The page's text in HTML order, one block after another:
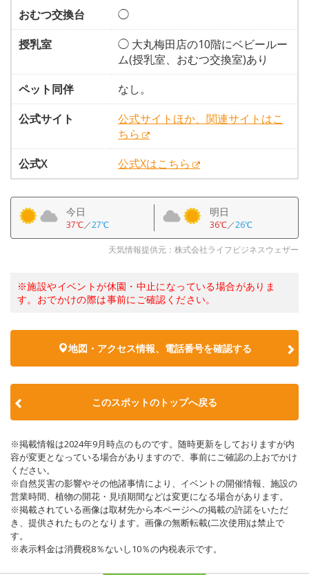
おむつ交換台
◯
授乳室
◯ 大丸梅田店の10階にベビールー
ム(授乳室、おむつ交換室)あり
ペット同伴
なし。
公式サイト
公式サイトほか、関連サイトはこ
ちら
公式X
公式Xはこちら
今日
37℃／27℃
明日
36℃／26℃
天気情報提供元：株式会社ライフビジネスウェザー
※施設やイベントが休園・中止になっている場合がありま
す。おでかけの際は事前にご確認ください。
地図・アクセス情報、電話番号を確認する
このスポットのトップへ戻る
※掲載情報は2024年9月時点のものです。随時更新をしておりますが内
容が変更となっている場合がありますので、事前にご確認の上おでかけ
ください。
※自然災害の影響やその他諸事情により、イベントの開催情報、施設の
営業時間、植物の開花・見頃期間などは変更になる場合があります。
※掲載されている画像は取材先から本ページへの掲載の許諾をいただ
き、提供されたものとなります。画像の無断転載(二次使用)は禁止で
す。
※表示料金は消費税8％ないし10％の内税表示です。